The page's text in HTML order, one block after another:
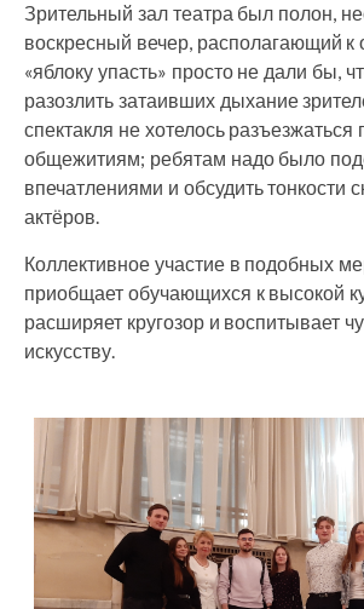
Зрительный зал театра был полон,
воскресный вечер, располагающий к
«яблоку упасть» просто не дали бы,
разозлить затаивших дыхание
спектакля не хотелось
общежитиям; ребятам надо было
впечатлениями и обсудить тонкости
актёров.
Коллективное участие в подобных
приобщает обучающихся к высокой
расширяет кругозор и воспитывает
искусству.